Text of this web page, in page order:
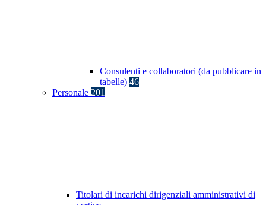
Consulenti e collaboratori (da pubblicare in
tabelle) 46
Personale 201
Titolari di incarichi dirigenziali amministrativi di